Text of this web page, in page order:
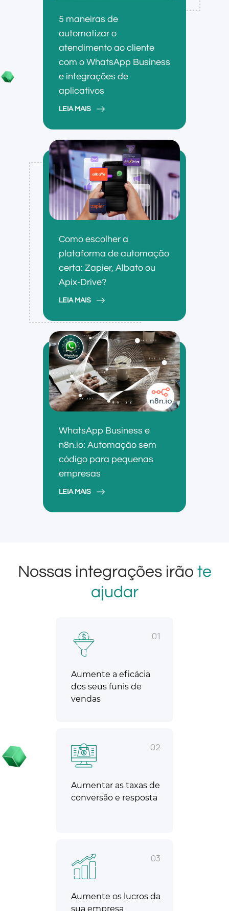
5 maneiras de
automatizar o
atendimento ao cliente
com o WhatsApp Business
e integrações de
aplicativos
LEIA MAIS
Como escolher a
plataforma de automação
certa: Zapier, Albato ou
Apix-Drive?
LEIA MAIS
WhatsApp Business e
n8n.io: Automação sem
código para pequenas
empresas
LEIA MAIS
Nossas integrações irão te
ajudar
01
Aumente a eficácia
dos seus funis de
vendas
02
Aumentar as taxas de
conversão e resposta
03
Aumente os lucros da
sua empresa